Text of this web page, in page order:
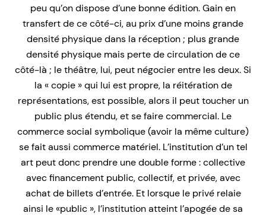
peu qu’on dispose d’une bonne édition. Gain en
transfert de ce côté-ci, au prix d’une moins grande
densité physique dans la réception ; plus grande
densité physique mais perte de circulation de ce
côté-là ; le théâtre, lui, peut négocier entre les deux. Si
la « copie » qui lui est propre, la réitération de
représentations, est possible, alors il peut toucher un
public plus étendu, et se faire commercial. Le
commerce social symbolique (avoir la même culture)
se fait aussi commerce matériel. L’institution d’un tel
art peut donc prendre une double forme : collective
avec financement public, collectif, et privée, avec
achat de billets d’entrée. Et lorsque le privé relaie
ainsi le «public », l’institution atteint l’apogée de sa